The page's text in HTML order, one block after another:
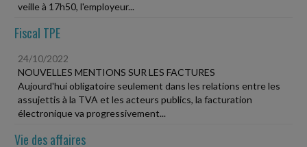
veille à 17h50, l'employeur...
Fiscal TPE
24/10/2022
NOUVELLES MENTIONS SUR LES FACTURES
Aujourd'hui obligatoire seulement dans les relations entre les
assujettis à la TVA et les acteurs publics, la facturation
électronique va progressivement...
Vie des affaires